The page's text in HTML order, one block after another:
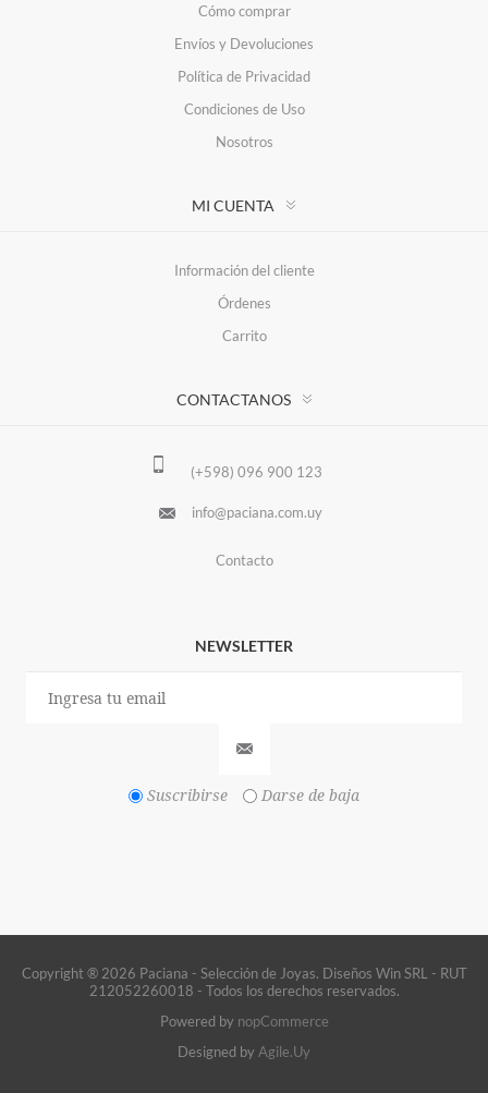
Cómo comprar
Envíos y Devoluciones
Política de Privacidad
Condiciones de Uso
Nosotros
MI CUENTA
Información del cliente
Órdenes
Carrito
CONTACTANOS
(+598) 096 900 123
info@paciana.com.uy
Contacto
NEWSLETTER
Suscribirse Darse de baja
Copyright ® 2026 Paciana - Selección de Joyas. Diseños Win SRL - RUT
212052260018 - Todos los derechos reservados.
Powered by nopCommerce
Designed byAgile.Uy